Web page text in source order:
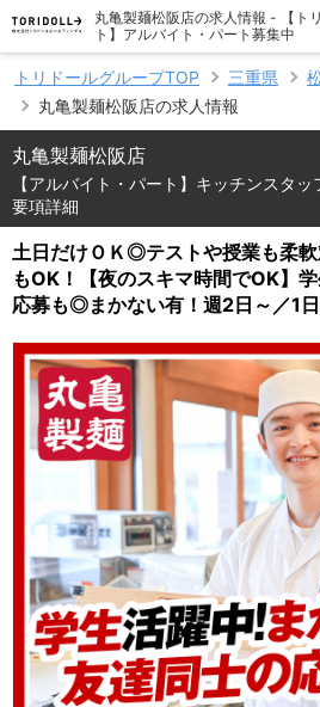
丸亀製麺松阪店の求人情報 - 【ト
ト】アルバイト・パート募集中
トリドールグループTOP 三重県
丸亀製麺松阪店の求人情報
丸亀製麺松阪店
【アルバイト・パート】キッチンスタ
要項詳細
土日だけＯＫ◎テストや授業も柔
もOK！【夜のスキマ時間でOK】
応募も◎まかない有！週2日～／1